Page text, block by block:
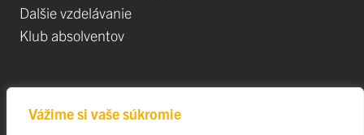
Vážime si vaše súkromie
Dalšie vzdelávanie
Klub absolventov